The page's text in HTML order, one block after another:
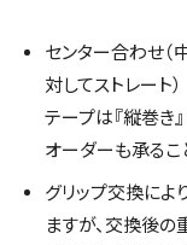
センター合わせ（
対してストレート）
テープは『縦巻き
オーダーも承るこ
グリップ交換によ
ますが、交換後の